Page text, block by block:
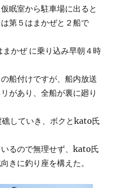
眠室から駐車場に出ると
第５はまかぜと２船で
かぜ に乗り込み早朝４時
船付けですが、船内放送
があり、全船が裏に廻り
していき、ボクとkato氏
るので無理せず、kato氏
きに釣り座を構えた。